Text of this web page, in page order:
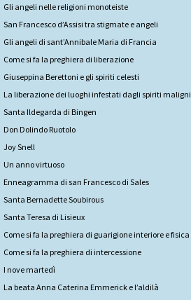
Gli angeli nelle religioni monoteiste
San Francesco d’Assisi tra stigmate e angeli
Gli angeli di sant’Annibale Maria di Francia
Come si fa la preghiera di liberazione
Giuseppina Berettoni e gli spiriti celesti
La liberazione dei luoghi infestati dagli spiriti maligni
Santa Ildegarda di Bingen
Don Dolindo Ruotolo
Joy Snell
Un anno virtuoso
Enneagramma di san Francesco di Sales
Santa Bernadette Soubirous
Santa Teresa di Lisieux
Come si fa la preghiera di guarigione interiore e fisica
Come si fa la preghiera di intercessione
I nove martedì
La beata Anna Caterina Emmerick e l’aldilà